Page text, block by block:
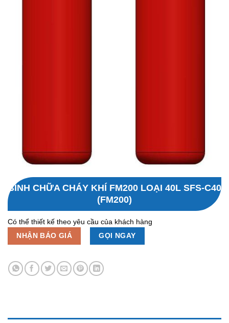
BÌNH CHỮA CHÁY KHÍ FM200 LOẠI 40L SFS-C40
(FM200)
Có thể thiết kế theo yêu cầu của khách hàng
NHẬN BÁO GIÁ GỌI NGAY